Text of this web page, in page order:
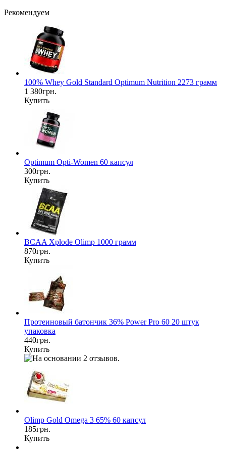
Рекомендуем
100% Whey Gold Standard Optimum Nutrition 2273 грамм
1 380грн.
Купить
Optimum Opti-Women 60 капсул
300грн.
Купить
BCAA Xplode Olimp 1000 грамм
870грн.
Купить
Протеиновый батончик 36% Power Pro 60 20 штук
упаковка
440грн.
Купить
Olimp Gold Omega 3 65% 60 капсул
185грн.
Купить